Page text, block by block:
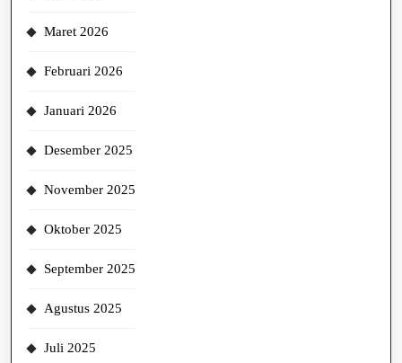
Maret 2026
Februari 2026
Januari 2026
Desember 2025
November 2025
Oktober 2025
September 2025
Agustus 2025
Juli 2025